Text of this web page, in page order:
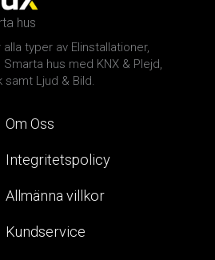
hus
typer av Elinstallationer,
hus med KNX & Plejd,
Ljud & Bild.
Om Oss
Integritetspolicy
Allmänna villkor
Kundservice